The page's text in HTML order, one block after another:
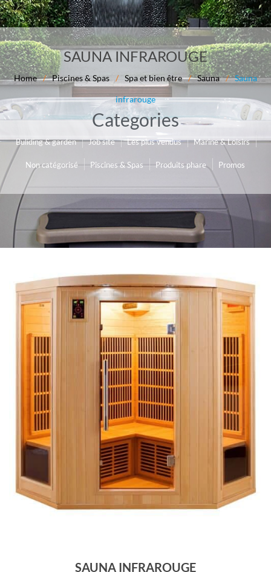
SAUNA INFRAROUGE
Home / Piscines & Spas / Spa et bien être / Sauna / Sauna
infrarouge
Categories
Buliding & garden Job site Les plus vendus Marine & Loisirs
Non catégorisé Piscines & Spas Produits phare Promos
SAUNA INFRAROUGE